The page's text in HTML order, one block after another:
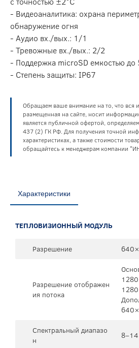
- Видеоаналитика: охрана
обнаружение огня
- Аудио вх./вых.: 1/1
- Тревожные вх./вых.: 2/2
- Поддержка microSD емкостью до
- Степень защиты: IP67
Обращаем ваше внимание на то, что вся
размещенная на сайте, носит
является публичной офертой,
437 (2) ГК РФ. Для получения точной
характеристиках, а также стоимости
обращайтесь к менеджерам компании
Характеристики
ТЕПЛОВИЗИОННЫЙ МОДУЛЬ
Разрешение
Разрешение отображен
ия потока
Спектральный диапазо
н